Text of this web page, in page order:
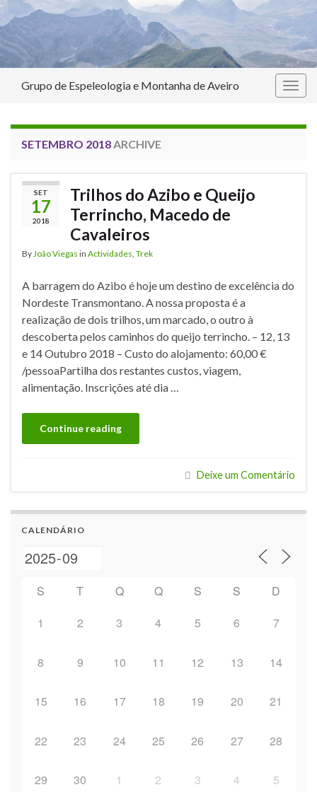
Grupo de Espeleologia e Montanha de Aveiro
SETEMBRO 2018 ARCHIVE
SET
17
2018
Trilhos do Azibo e Queijo
Terrincho, Macedo de
Cavaleiros
By João Viegas in Actividades Trek
A barragem do Azibo é hoje um destino de excelência do
Nordeste Transmontano. A nossa proposta é a
realização de dois trilhos, um marcado, o outro à
descoberta pelos caminhos do queijo terrincho. – 12, 13
e 14 Outubro 2018 – Custo do alojamento: 60,00 €
/pessoaPartilha dos restantes custos, viagem,
alimentação. Inscrições até dia …
Continue reading
Deixe um Comentário
CALENDÁRIO
S T Q Q S S
D
1
2 3 4 5 6 7
8 9 10 11 12 13 14
15 16 17 18 19 20 21
22 23 24 25 26 27 28
29 30 1 2 3 4 5